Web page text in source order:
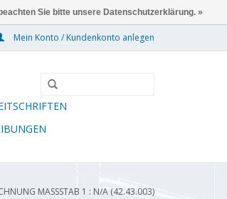
Mein Konto / Kundenkonto anlegen
MASSSTAB 1 : N/A (42.43.003)
Sie bitte unsere Datenschutzerklärung. »